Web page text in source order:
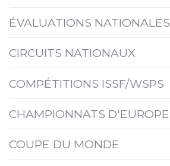
ÉVALUATIONS NATIONALES
CIRCUITS NATIONAUX
COMPÉTITIONS ISSF/WSPS
CHAMPIONNATS D'EUROPE
COUPE DU MONDE